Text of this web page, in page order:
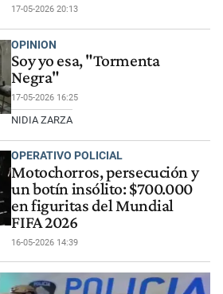
17-05-2026 20:13
OPINION
Soy yo esa, "Tormenta
Negra"
17-05-2026 16:25
NIDIA ZARZA
OPERATIVO POLICIAL
Motochorros, persecución y
un botín insólito: $700.000
en figuritas del Mundial
FIFA 2026
16-05-2026 14:39